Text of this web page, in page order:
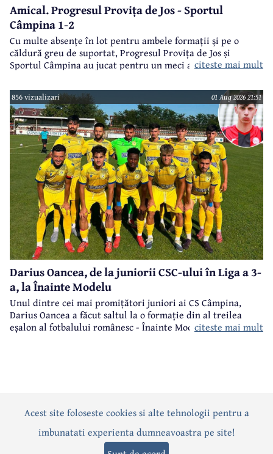
Amical. Progresul Provița de Jos - Sportul
Câmpina 1-2
Cu multe absențe în lot pentru ambele formații și pe o
căldură greu de suportat, Progresul Provița de Jos și
Sportul Câmpina au jucat pentru un meci amical.citeste mai mult
856 vizualizari 01 Aug 2026 21:51
Darius Oancea, de la juniorii CSC-ului în Liga a 3-
a, la Înainte Modelu
Unul dintre cei mai promițători juniori ai CS Câmpina,
Darius Oancea a făcut saltul la o formație din al treilea
eșalon al fotbalului românesc - Înainte Modelu, din județul
citeste mai mult
ActualitatePoliticăSocialEvenimentInterviuri
Editorial Sport Anunțuri
Acest site foloseste cookies si alte tehnologii pentru a
imbunatati experienta dumneavoastra pe site!